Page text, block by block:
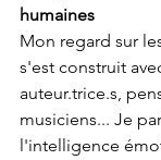
humaines
Mon regard sur
s'est construit
auteur.trice.s,
musiciens... Je
l'intelligence